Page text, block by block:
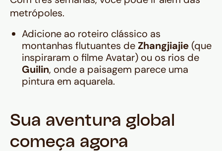
metrópoles.
Adicione ao roteiro clássico as
montanhas flutuantes de Zhangjiajie (que
inspiraram o filmeAvatar) ou os rios de
Guilin, onde a paisagem parece uma
pintura em aquarela.
Sua aventura global
começa agora